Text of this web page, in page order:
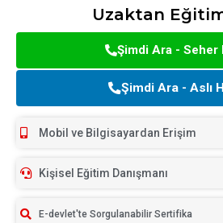
Uzaktan
Şimdi Ara - Seher
Şimdi Ara - Aslı
Mobil ve Bilgisayardan Erişim
Kişisel Eğitim Danışmanı
E-devlet'te Sorgulanabilir Sertifika